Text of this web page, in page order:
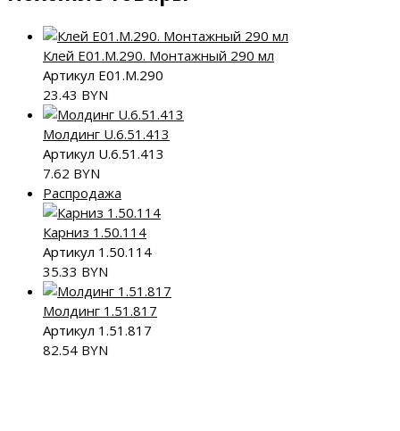
Клей E01.M.290. Монтажный 290 мл
Артикул E01.M.290
23.43 BYN
Молдинг U.6.51.413
Артикул U.6.51.413
7.62 BYN
Распродажа
Карниз 1.50.114
Артикул 1.50.114
35.33 BYN
Молдинг 1.51.817
Артикул 1.51.817
82.54 BYN